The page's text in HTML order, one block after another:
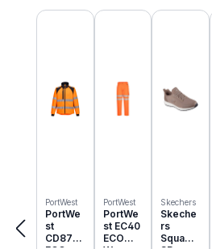
Produktgalerie überspringen
PortWest
PortWe
st
CD875
PortWest
PortWe
st EC40
ECO
Skechers
Skeche
rs
Squad